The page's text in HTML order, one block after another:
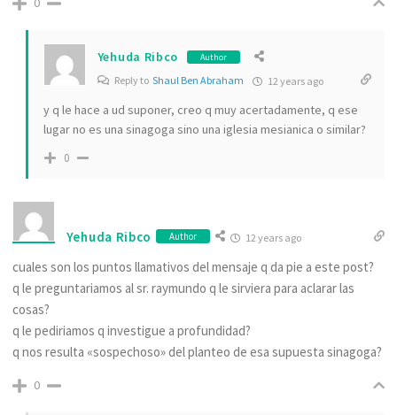
Yehuda Ribco Author
Reply to Shaul Ben Abraham 12 years ago
y q le hace a ud suponer, creo q muy acertadamente, q ese
lugar no es una sinagoga sino una iglesia mesianica o similar?
0
Yehuda Ribco Author 12 years ago
cuales son los puntos llamativos del mensaje q da pie a este post?
q le preguntariamos al sr. raymundo q le sirviera para aclarar las
cosas?
q le pediriamos q investigue a profundidad?
q nos resulta «sospechoso» del planteo de esa supuesta sinagoga?
0